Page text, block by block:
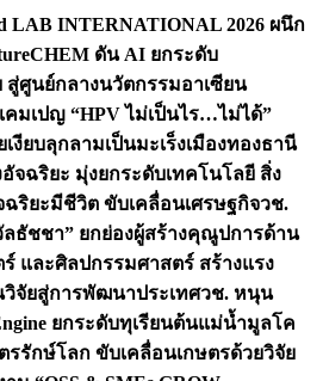
LAB INTERNATIONAL 2026 ผนึก
ดัน AI ยกระดับ
ศูนย์กลางนวัตกรรมอาเซียน
มเปญ “HPV ไม่เป็นไร…ไม่ได้”
งียบลุกลามเป็นมะเร็งเมืองทองธานี
จฉริยะ มุ่งยกระดับเทคโนโลยี สิ่ง
ริยะมีชีวิต ขับเคลื่อนเศรษฐกิจวช.
ลธัชชา” ยกย่องผู้สร้างคุณูปการด้าน
และศิลปกรรมศาสตร์ สร้างแรง
จัยสู่การพัฒนาประเทศวช. หนุน
ยกระดับทุเรียนต้นแม่น้ำมูลโค
รักษ์โลก ขับเคลื่อนเกษตรด้วยวิจัย